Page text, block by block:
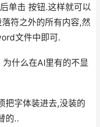
单击 按钮.这样就可以
符之外的所有内容,然
文件中即可.
什么在AI里有的不显
把字体装进去,没装的
的..